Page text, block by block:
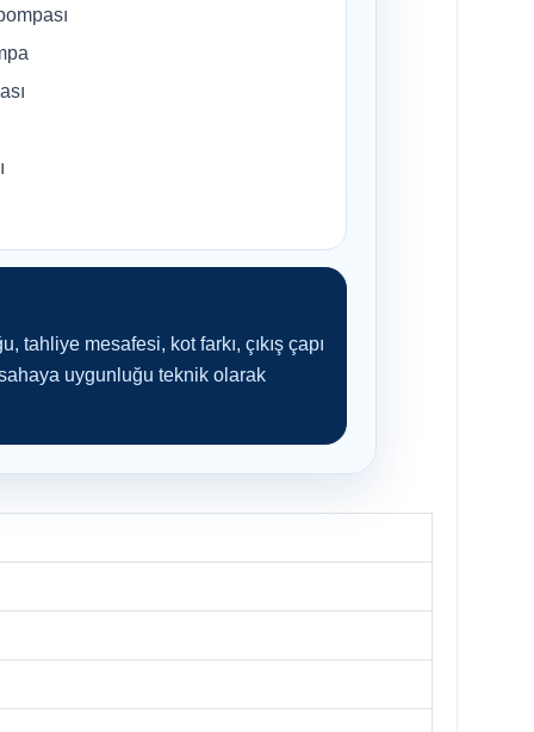
tahliye mesafesi, kot farkı, çıkış çapı
uygunluğu teknik olarak